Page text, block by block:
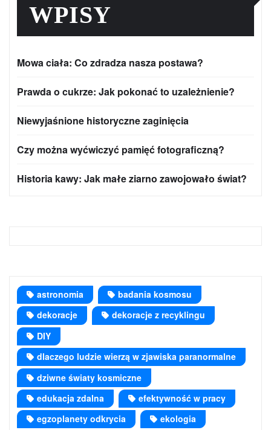
WPISY
Mowa ciała: Co zdradza nasza postawa?
Prawda o cukrze: Jak pokonać to uzależnienie?
Niewyjaśnione historyczne zaginięcia
Czy można wyćwiczyć pamięć fotograficzną?
Historia kawy: Jak małe ziarno zawojowało świat?
astronomia
badania kosmosu
dekoracje
dekoracje z recyklingu
DIY
dlaczego ludzie wierzą w zjawiska paranormalne
dziwne światy kosmiczne
edukacja zdalna
efektywność w pracy
egzoplanety odkrycia
ekologia